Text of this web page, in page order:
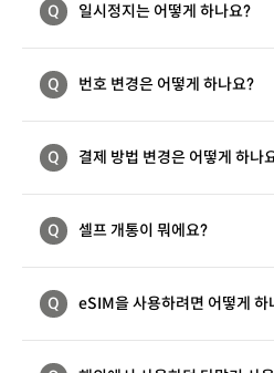
Q 일시정지는 어떻게 하나요?
Q 번호 변경은 어떻게 하나요?
Q 결제 방법 변경은 어떻게 하나
Q 셀프 개통이 뭐에요?
Q eSIM을 사용하려면 어떻게 하